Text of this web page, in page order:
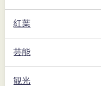
紅葉
芸能
観光